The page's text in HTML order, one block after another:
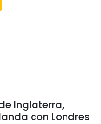
Inglaterra,
con Londres